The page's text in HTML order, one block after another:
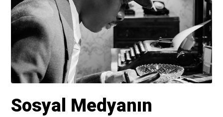
Sosyal Medyanın